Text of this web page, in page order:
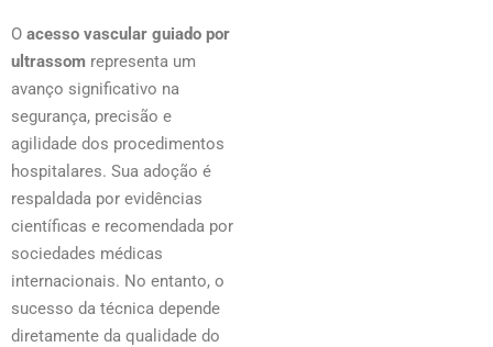
O acesso vascular guiado por
ultrassom representa um
avanço significativo na
segurança, precisão e
agilidade dos procedimentos
hospitalares. Sua adoção é
respaldada por evidências
científicas e recomendada por
sociedades médicas
internacionais. No entanto, o
sucesso da técnica depende
diretamente da qualidade do